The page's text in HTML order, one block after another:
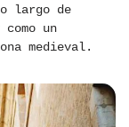
largo de
un
medieval.